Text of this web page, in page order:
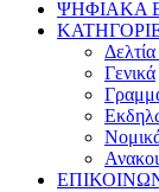
ΨΗΦΙΑΚΑ
Γενικά